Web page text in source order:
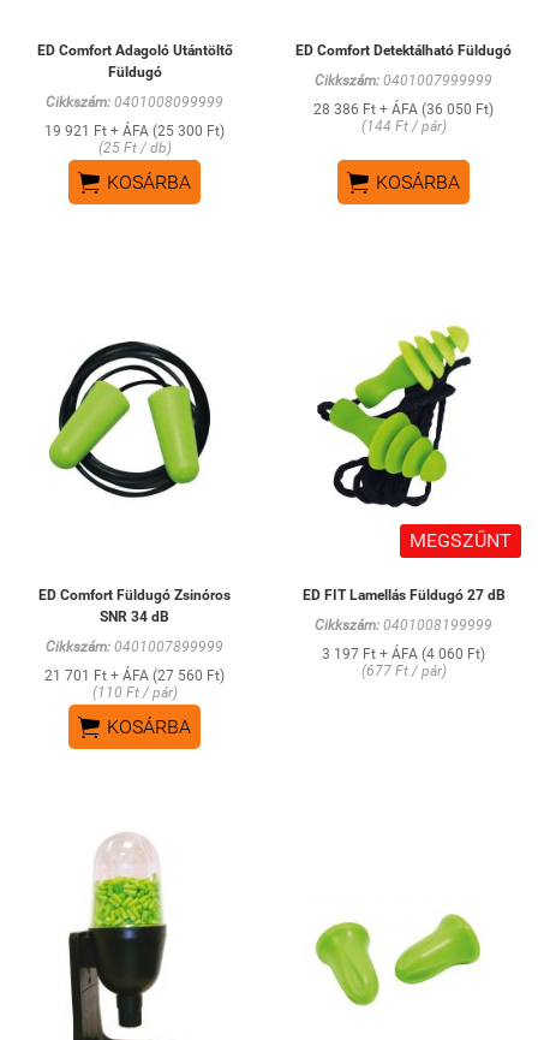
ED Comfort Adagoló Utántöltő
Füldugó
Cikkszám: 0401008099999
19 921 Ft + ÁFA (25 300 Ft)
(25 Ft / db)
 KOSÁRBA
ED Comfort Detektálható Füldugó
Cikkszám: 0401007999999
28 386 Ft + ÁFA (36 050 Ft)
(144 Ft / pár)
 KOSÁRBA
ED Comfort Füldugó Zsinóros
SNR 34 dB
Cikkszám: 0401007899999
21 701 Ft + ÁFA (27 560 Ft)
(110 Ft / pár)
 KOSÁRBA
MEGSZŰNT
ED FIT Lamellás Füldugó 27 dB
Cikkszám: 0401008199999
3 197 Ft + ÁFA (4 060 Ft)
(677 Ft / pár)